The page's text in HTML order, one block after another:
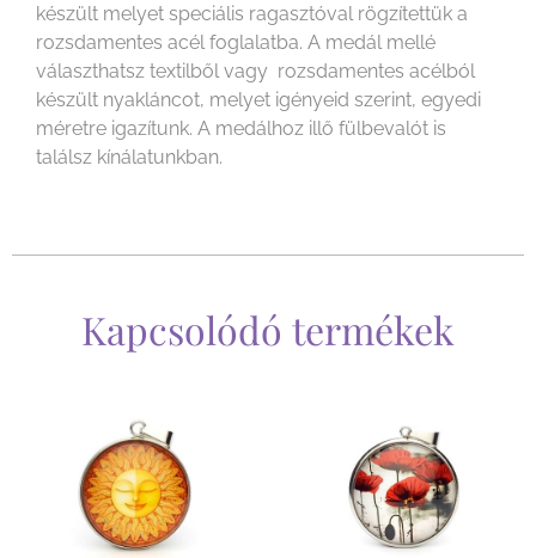
készült melyet speciális ragasztóval rögzítettük a
rozsdamentes acél foglalatba. A medál mellé
választhatsz textilből vagy rozsdamentes acélból
készült nyakláncot, melyet igényeid szerint, egyedi
méretre igazítunk. A medálhoz illő fülbevalót is
találsz kínálatunkban.
Kapcsolódó termékek